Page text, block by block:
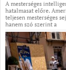
A mesterséges
hatalmasat előre.
teljesen mesterséges
hanem szó szerint a